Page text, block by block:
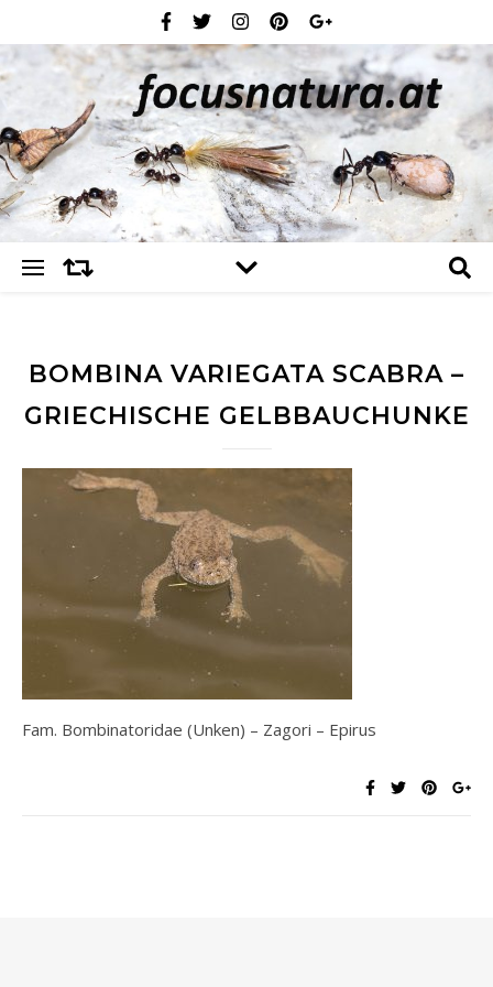
BOMBINA VARIEGATA SCABRA –
GRIECHISCHE GELBBAUCHUNKE
Fam. Bombinatoridae (Unken) – Zagori – Epirus